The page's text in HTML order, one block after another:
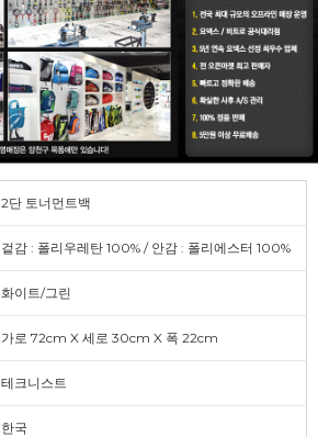
2단 토너먼트백
겉감 : 폴리우레탄 100% / 안감 : 폴리에스터 100%
화이트/그린
가로 72cm X 세로 30cm X 폭 22cm
테크니스트
한국